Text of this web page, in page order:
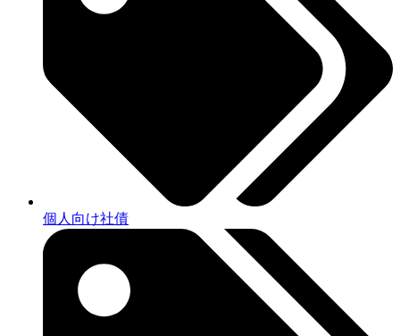
個人向け社債